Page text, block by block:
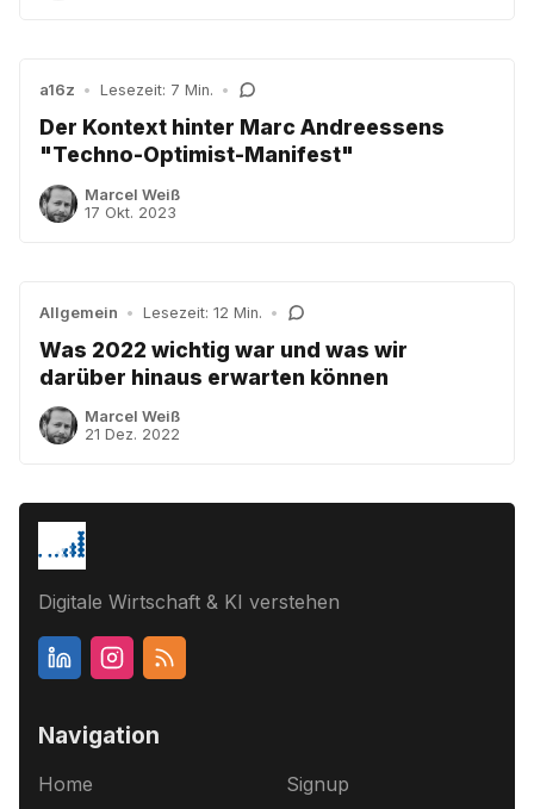
a16z • Lesezeit: 7 Min. •
Der Kontext hinter Marc Andreessens
"Techno-Optimist-Manifest"
Marcel Weiß
17 Okt. 2023
Allgemein • Lesezeit: 12 Min. •
Was 2022 wichtig war und was wir
darüber hinaus erwarten können
Marcel Weiß
21 Dez. 2022
Digitale Wirtschaft & KI verstehen
Navigation
Home Signup